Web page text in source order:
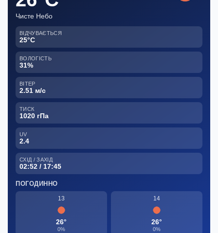
Чисте Небо
ВІДЧУВАЄТЬСЯ
25°C
ВОЛОГІСТЬ
31%
ВІТЕР
2.51 м/с
ТИСК
1020 гПа
UV
2.4
СХІД / ЗАХІД
02:52 / 17:45
ПОГОДИННО
13
26°
0%
14
26°
0%